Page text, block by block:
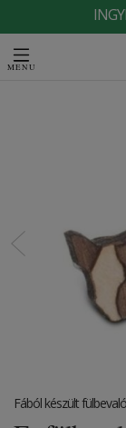
Fából készült